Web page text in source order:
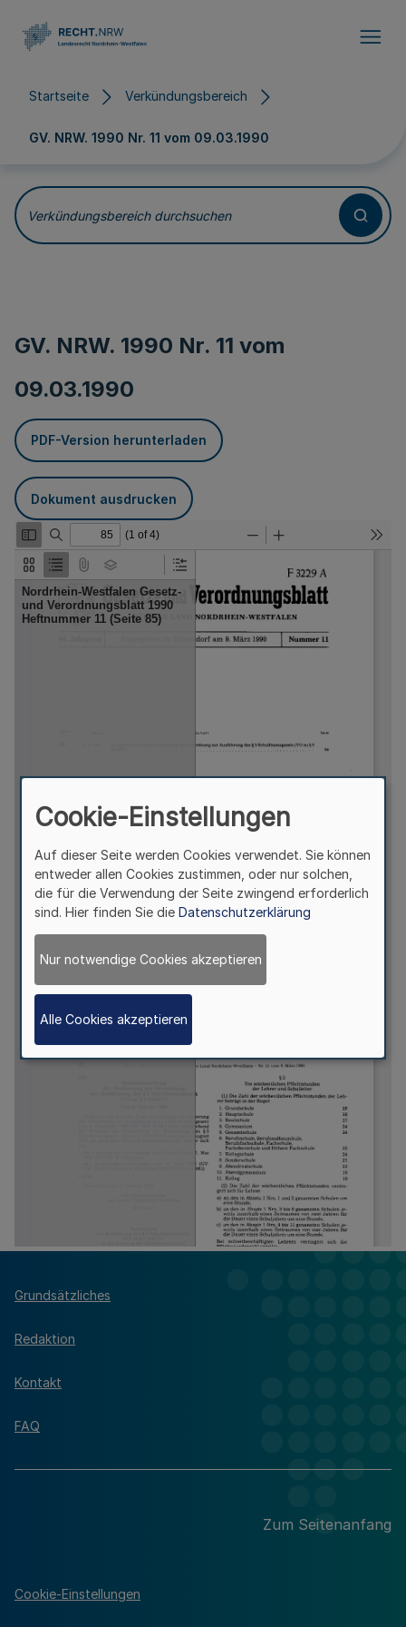
Startseite Verkündungsbereich
GV. NRW. 1990 Nr. 11 vom 09.03.1990
Verkündungsbereich durchsuchen
GV. NRW. 1990 Nr. 11 vom
09.03.1990
PDF-Version herunterladen
Dokument ausdrucken
Grundsätzliches
Redaktion
Kontakt
FAQ
Zum Seitenanfang
Cookie-Einstellungen
Cookie-Einstellungen
Auf dieser Seite werden Cookies verwendet. Sie können
entweder allen Cookies zustimmen, oder nur solchen,
die für die Verwendung der Seite zwingend erforderlich
sind. Hier finden Sie die Datenschutzerklärung
Nur notwendige Cookies akzeptieren
Alle Cookies akzeptieren